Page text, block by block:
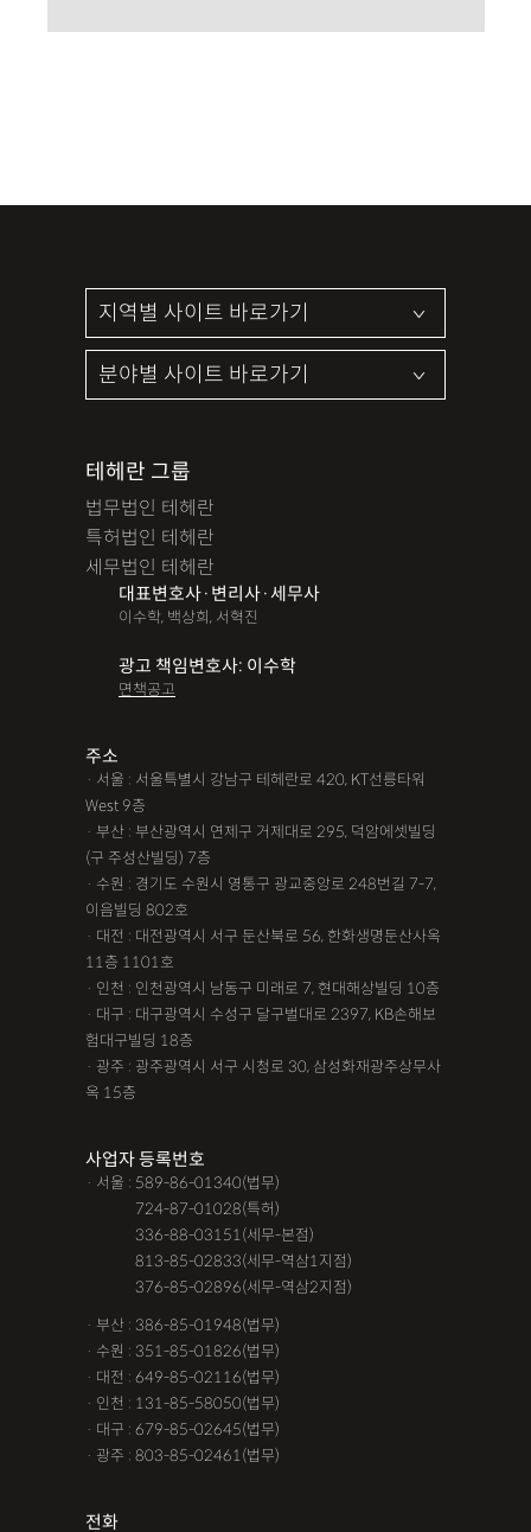
테헤란 그룹
법무법인 테헤란
특허법인 테헤란
세무법인 테헤란
대표변호사·변리사·세무사
이수학, 백상희, 서혁진
광고 책임변호사: 이수학
면책공고
주소
· 서울 : 서울특별시 강남구 테헤란로 420, KT선릉타워
West 9층
· 부산 : 부산광역시 연제구 거제대로 295, 덕암에셋빌딩
(구 주성산빌딩) 7층
· 수원 : 경기도 수원시 영통구 광교중앙로 248번길 7-7,
이음빌딩 802호
· 대전 : 대전광역시 서구 둔산북로 56, 한화생명둔산사옥
11층 1101호
· 인천 : 인천광역시 남동구 미래로 7, 현대해상빌딩 10층
· 대구 : 대구광역시 수성구 달구벌대로 2397, KB손해보
험대구빌딩 18층
· 광주 : 광주광역시 서구 시청로 30, 삼성화재광주상무사
옥 15층
사업자 등록번호
· 서울 : 589-86-01340(법무)
724-87-01028(특허)
336-88-03151(세무-본점)
813-85-02833(세무-역삼1지점)
376-85-02896(세무-역삼2지점)
· 부산 : 386-85-01948(법무)
· 수원 : 351-85-01826(법무)
· 대전 : 649-85-02116(법무)
· 인천 : 131-85-58050(법무)
· 대구 : 679-85-02645(법무)
· 광주 : 803-85-02461(법무)
전화